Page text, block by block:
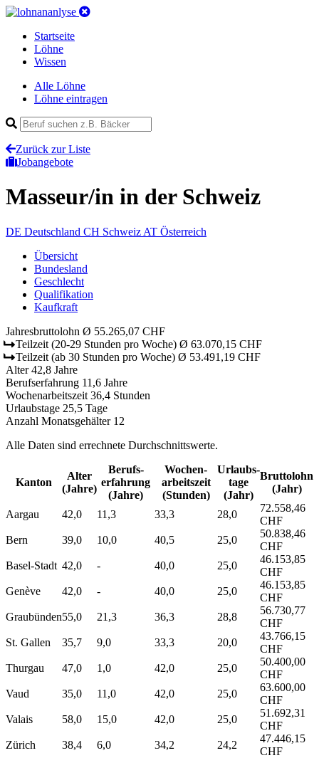
Startseite
Löhne
Wissen
Alle Löhne
Löhne eintragen
Zurück zur Liste
Jobangebote
Masseur/in in der Schweiz
DE Deutschland CH Schweiz AT Österreich
Übersicht
Bundesland
Geschlecht
Qualifikation
Kaufkraft
Jahresbruttolohn Ø 55.265,07 CHF
Teilzeit (20-29 Stunden pro Woche) Ø 63.070,15 CHF
Teilzeit (ab 30 Stunden pro Woche) Ø 53.491,19 CHF
Alter 42,8 Jahre
Berufserfahrung 11,6 Jahre
Wochenarbeitszeit 36,4 Stunden
Urlaubstage 25,5 Tage
Anzahl Monatsgehälter 12
Alle Daten sind errechnete Durchschnittswerte.
Kanton
Alter
(Jahre)
Berufs­
erfahrung
(Jahre)
Wochen­
arbeitszeit
(Stunden)
Urlaubs­
tage
(Jahr)
Bruttolohn
(Jahr)
Aargau 42,0 11,3 33,3 28,0
72.558,46
CHF
Bern
39,0 10,0 40,5 25,0
50.838,46
CHF
Basel-Stadt 42,0 - 40,0 25,0
46.153,85
CHF
Genève
42,0 - 40,0 25,0
46.153,85
CHF
Graubünden55,0 21,3 36,3 28,8
56.730,77
CHF
St. Gallen
35,7 9,0 33,3 20,0
43.766,15
CHF
Thurgau
47,0 1,0 42,0 25,0
50.400,00
CHF
Vaud
35,0 11,0 42,0 25,0
63.600,00
CHF
Valais
58,0 15,0 42,0 25,0
51.692,31
CHF
Zürich
38,4 6,0 34,2 24,2
47.446,15
CHF